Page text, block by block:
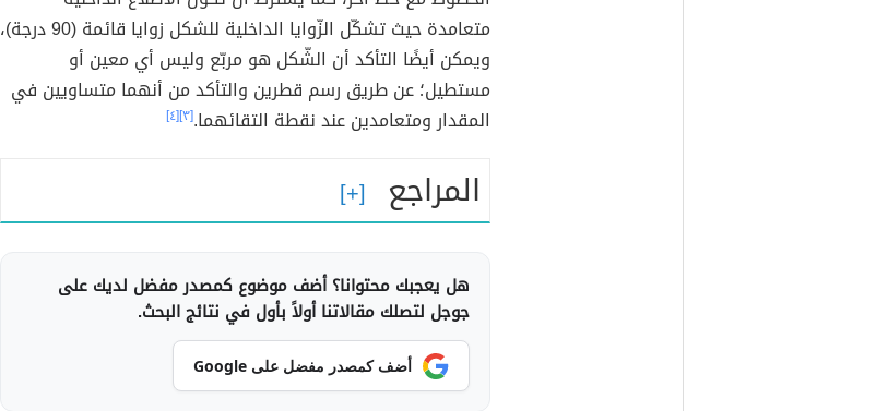
متعامدة حيث تشكّل الزّوايا الداخلية للشكل زوايا قائمة (90 درجة)،
ويمكن أيضًا التأكد أن الشّكل هو مربّع وليس أي معين أو
مستطيل؛ عن طريق رسم قطرين والتأكد من أنهما متساويين في
المقدار ومتعامدين عند نقطة التقائهما.[٣] [٤]
المراجع
هل يعجبك محتوانا؟ أضف موضوع كمصدر مفضل لديك على
جوجل لتصلك مقالاتنا أولاً بأول في نتائج البحث.
أضف كمصدر مفضل على Google